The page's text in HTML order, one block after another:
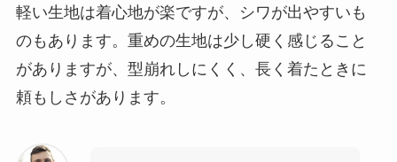
軽い生地は着心地が楽ですが、シワが出やすいも
のもあります。重めの生地は少し硬く感じること
がありますが、型崩れしにくく、長く着たときに
頼もしさがあります。